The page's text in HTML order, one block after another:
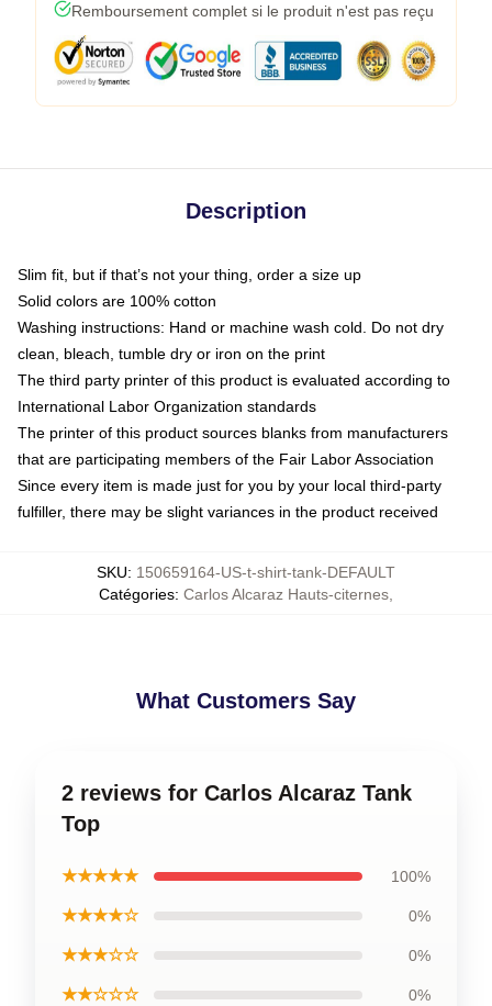
Remboursement complet si le produit n'est pas reçu
Description
Slim fit, but if that’s not your thing, order a size up
Solid colors are 100% cotton
Washing instructions: Hand or machine wash cold. Do not dry
clean, bleach, tumble dry or iron on the print
The third party printer of this product is evaluated according to
International Labor Organization standards
The printer of this product sources blanks from manufacturers
that are participating members of the Fair Labor Association
Since every item is made just for you by your local third-party
fulfiller, there may be slight variances in the product received
SKU: 150659164-US-t-shirt-tank-DEFAULT
Catégories: Carlos Alcaraz Hauts-citernes
What Customers Say
2 reviews for Carlos Alcaraz Tank
Top
★★★★★ 100%
★★★★☆ 0%
★★★☆☆ 0%
★★☆☆☆ 0%